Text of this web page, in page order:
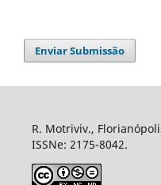
Enviar Submissão
R. Motriviv.,
ISSNe: 2175-8042.